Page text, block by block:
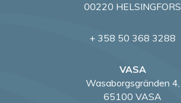
00220 HELSINGFORS
+ 358 50 368 3288
VASA
Wasaborgsgränden 4,
65100 VASA